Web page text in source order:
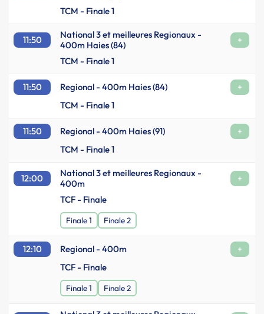
TCM - Finale 1
11:50
National 3 et meilleures Regionaux -
400m Haies (84)
+
TCM - Finale 1
11:50 Regional - 400m Haies (84)
+
TCM - Finale 1
11:50 Regional - 400m Haies (91)
+
TCM - Finale 1
12:00
National 3 et meilleures Regionaux -
400m
+
TCF - Finale
Finale 1 Finale 2
12:10 Regional - 400m
+
TCF - Finale
Finale 1 Finale 2